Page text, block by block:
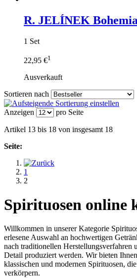
R. JELÍNEK
1 Set
22,95 €1
Ausverkauft
Sortieren nach
Anzeigen pro Seite
Artikel 13 bis 18 von insgesamt 18
Seite:
1
2
Spirituosen online
Willkommen in unserer Kategorie
erlesene Auswahl an hochwertigen
nach traditionellen Herstellungsverfahren
Detail produziert werden. Wir bieten
klassischen und modernen Spirituosen,
verkörpern.